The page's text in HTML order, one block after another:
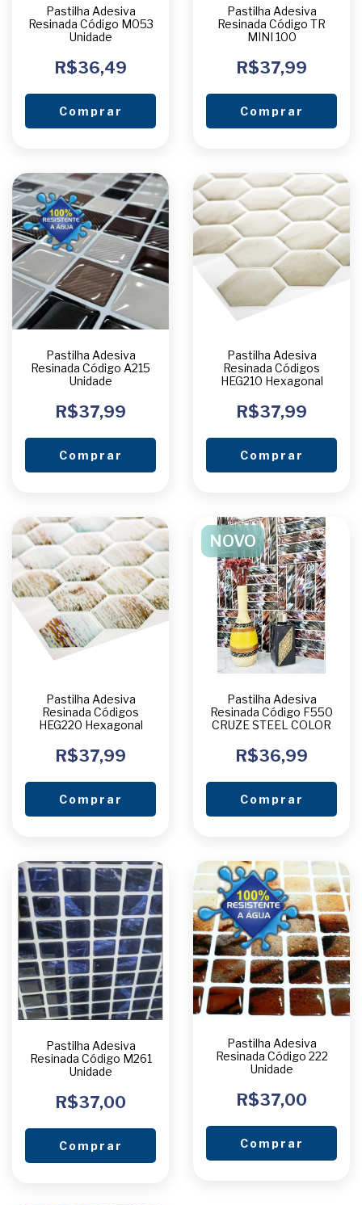
Pastilha Adesiva
Resinada Código M053
Unidade
R$36,49
Comprar
Pastilha Adesiva
Resinada Código TR
MINI 100
R$37,99
Comprar
Pastilha Adesiva
Resinada Código A215
Unidade
R$37,99
Comprar
Pastilha Adesiva
Resinada Códigos
HEG210 Hexagonal
R$37,99
Comprar
Pastilha Adesiva
Resinada Códigos
HEG220 Hexagonal
R$37,99
Comprar
NOVO
Pastilha Adesiva
Resinada Código F550
CRUZE STEEL COLOR
R$36,99
Comprar
Pastilha Adesiva
Resinada Código M261
Unidade
R$37,00
Comprar
Pastilha Adesiva
Resinada Código 222
Unidade
R$37,00
Comprar